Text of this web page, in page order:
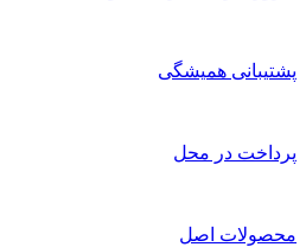
پشتیبانی همیشگی
پرداخت در محل
محصولات اصل